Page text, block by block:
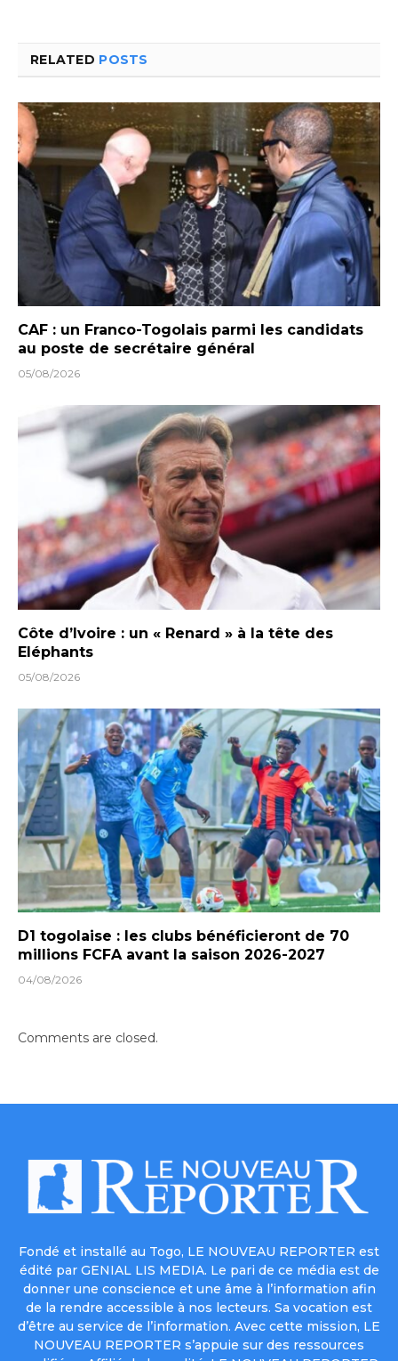
RELATED POSTS
CAF : un Franco-Togolais parmi les candidats
au poste de secrétaire général
05/08/2026
Côte d’Ivoire : un « Renard » à la tête des
Eléphants
05/08/2026
D1 togolaise : les clubs bénéficieront de 70
millions FCFA avant la saison 2026-2027
04/08/2026
Comments are closed.
Fondé et installé au Togo, LE NOUVEAU REPORTER est
édité par GENIAL LIS MEDIA. Le pari de ce média est de
donner une conscience et une âme à l’information afin
de la rendre accessible à nos lecteurs. Sa vocation est
d’être au service de l’information. Avec cette mission, LE
NOUVEAU REPORTER s’appuie sur des ressources